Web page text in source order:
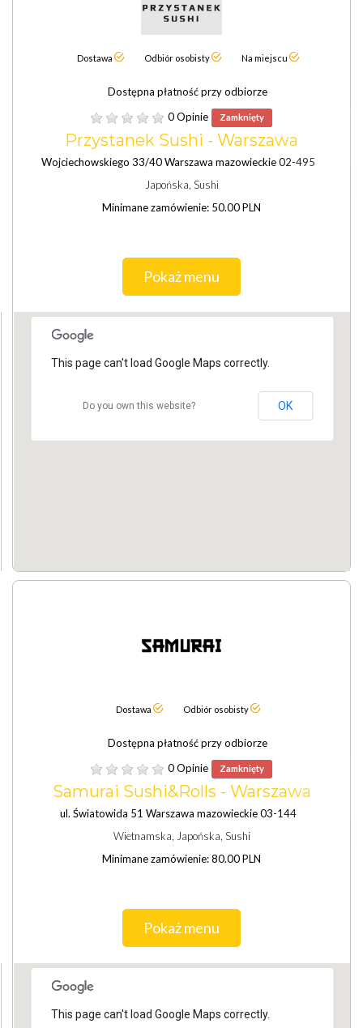
Dostawa Odbiór osobisty Na miejscu
Dostępna płatność przy odbiorze
0 Opinie
Zamknięty
Przystanek Sushi - Warszawa
Wojciechowskiego 33/40 Warszawa mazowieckie 02-495
Japońska, Sushi
Minimane zamówienie: 50.00 PLN
Pokaż menu
This page can't load Google Maps correctly.
Do you own this website? OK
Dostawa Odbiór osobisty
Dostępna płatność przy odbiorze
0 Opinie
Zamknięty
Samurai Sushi&Rolls - Warszawa
ul. Światowida 51 Warszawa mazowieckie 03-144
Wietnamska, Japońska, Sushi
Minimane zamówienie: 80.00 PLN
Pokaż menu
This page can't load Google Maps correctly.